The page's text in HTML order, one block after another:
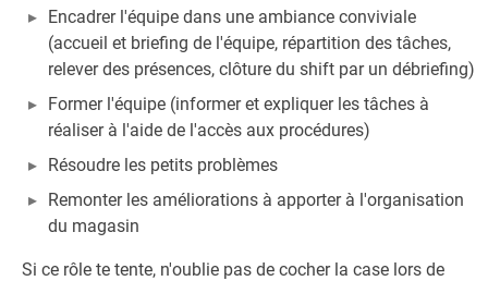
Encadrer l'équipe dans une ambiance conviviale
(accueil et briefing de l'équipe, répartition des tâches,
relever des présences, clôture du shift par un débriefing)
Former l'équipe (informer et expliquer les tâches à
réaliser à l'aide de l'accès aux procédures)
Résoudre les petits problèmes
Remonter les améliorations à apporter à l'organisation
du magasin
Si ce rôle te tente, n'oublie pas de cocher la case lors de